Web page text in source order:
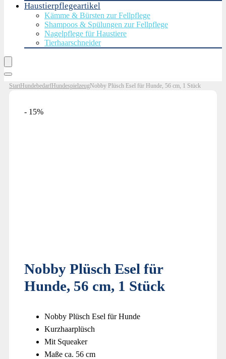
Haustierpflegeartikel
Kämme & Bürsten zur Fellpflege
Shampoos & Spülungen zur Fellpflege
Nagelpflege für Haustiere
Tierhaarschneider
StartHundebedarfHundespielzeugNobby Plüsch Esel für Hunde, 56 cm, 1 Stück
- 15%
Nobby Plüsch Esel für
Hunde, 56 cm, 1 Stück
Nobby Plüsch Esel für Hunde
Kurzhaarplüsch
Mit Squeaker
Maße ca. 56 cm